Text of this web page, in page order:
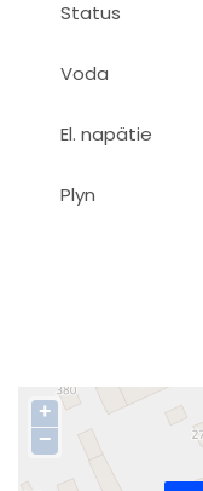
Status
Voda
El. napätie
Plyn
+
−